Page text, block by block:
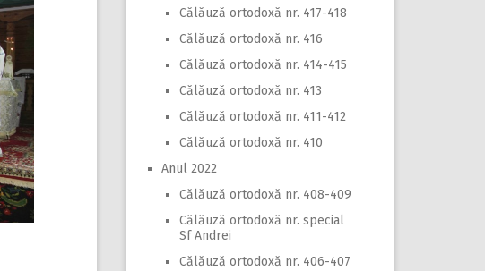
Călăuză ortodoxă nr. 417-418
Călăuză ortodoxă nr. 416
Călăuză ortodoxă nr. 414-415
Călăuză ortodoxă nr. 413
Călăuză ortodoxă nr. 411-412
Călăuză ortodoxă nr. 410
Anul 2022
Călăuză ortodoxă nr. 408-409
Călăuză ortodoxă nr. special
Sf Andrei
Călăuză ortodoxă nr. 406-407